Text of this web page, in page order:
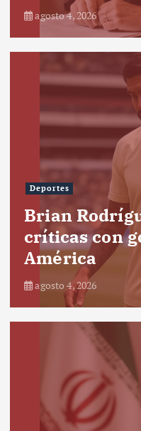
agosto 4, 2026
Deportes
Brian
críticas con
América
agosto 4, 2026